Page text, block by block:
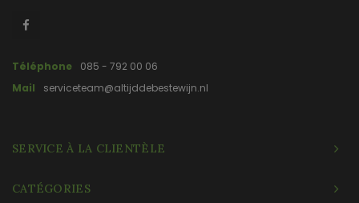
Téléphone
085 - 792 00 06
Mail
serviceteam@altijddebestewijn.nl
SERVICE À LA CLIENTÈLE
CATÉGORIES